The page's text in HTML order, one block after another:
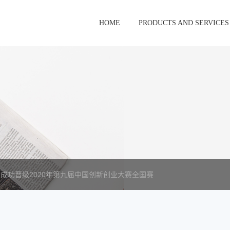
HOME PRODUCTS AND SERVICES
功晋级2020年第九届中国创新创业大赛全国赛